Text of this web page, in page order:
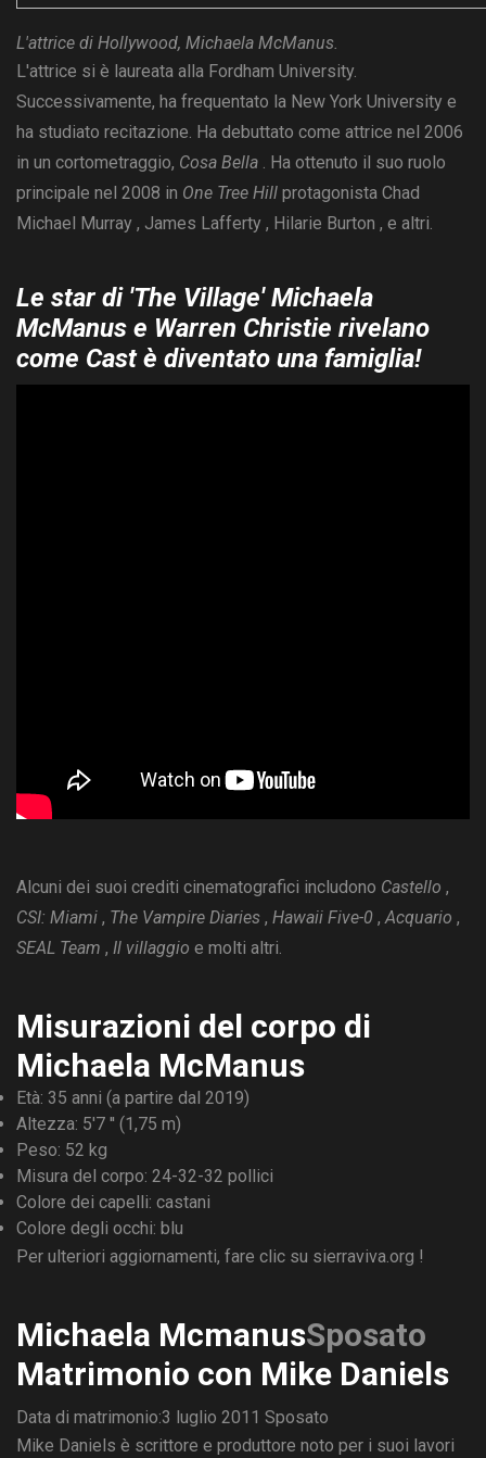
L'attrice di Hollywood, Michaela McManus.
L'attrice si è laureata alla Fordham University.
Successivamente, ha frequentato la New York University e
ha studiato recitazione. Ha debuttato come attrice nel 2006
in un cortometraggio, Cosa Bella . Ha ottenuto il suo ruolo
principale nel 2008 in One Tree Hill protagonista Chad
Michael Murray , James Lafferty , Hilarie Burton , e altri.
Le star di 'The Village' Michaela
McManus e Warren Christie rivelano
come Cast è diventato una famiglia!
Alcuni dei suoi crediti cinematografici includono Castello ,
CSI: Miami , The Vampire Diaries , Hawaii Five-0 ,Acquario ,
SEAL Team , Il villaggio e molti altri.
Misurazioni del corpo di
Michaela McManus
Età: 35 anni (a partire dal 2019)
Altezza: 5'7 '' (1,75 m)
Peso: 52 kg
Misura del corpo: 24-32-32 pollici
Colore dei capelli: castani
Colore degli occhi: blu
Per ulteriori aggiornamenti, fare clic su sierraviva.org !
Michaela McmanusSposato
Matrimonio con Mike Daniels
Data di matrimonio:3 luglio 2011 Sposato
Mike Daniels è scrittore e produttore noto per i suoi lavori